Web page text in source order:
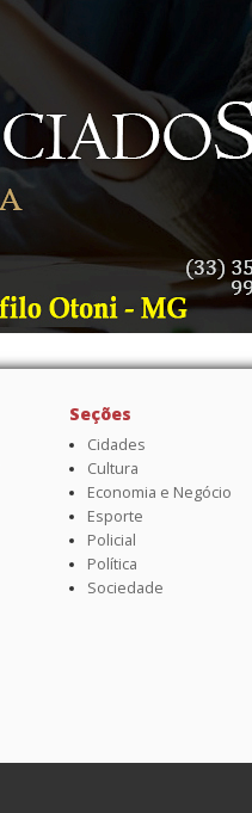
Seções
Cidades
Cultura
Economia e Negócio
Esporte
Policial
Política
Sociedade